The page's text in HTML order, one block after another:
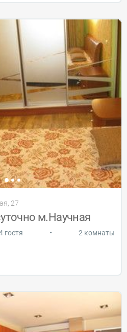
27
м.Научная
гостя • 2 комнаты